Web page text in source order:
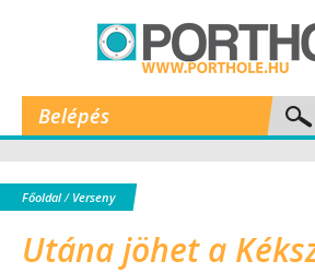
Belépés
Főoldal/ Verseny
Utána jöhet a